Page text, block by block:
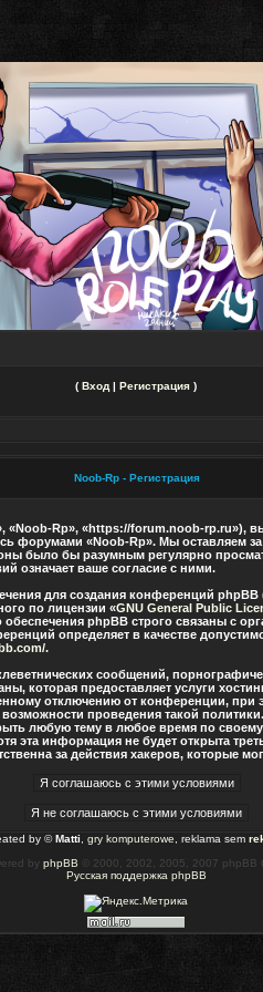
( Вход | Регистрация )
Noob-Rp - Регистрация
Rp», «https://forum.noob-rp.ru»),
форумами «Noob-Rp». Мы оставляем
было бы разумным регулярно
означает ваше согласие с ними.
для создания конференций
по лицензии «GNU General Public
phpBB строго связаны с
определяет в качестве
.
сообщений,
которая предоставляет услуги
отключению от конференции, при
проведения такой
любую тему в любое время по
эта информация не будет открыта
за действия хакеров, которые
by ©Matti gry komputerowe , reklama sem
by phpBB © 2000, 2002, 2005, 2007 phpBB
Русская поддержка phpBB